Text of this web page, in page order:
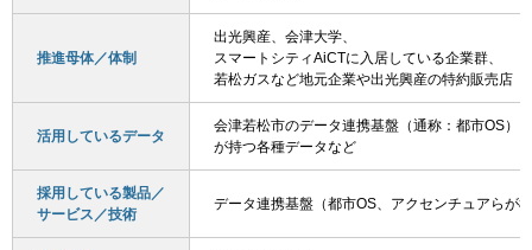
推進母体／体制
出光興産、会津大学、
スマートシティAiCTに入居している企業群、
若松ガスなど地元企業や出光興産の特約販売店
活用しているデータ
会津若松市のデータ連携基盤（通称：都市OS）
が持つ各種データなど
採用している製品／
サービス／技術
データ連携基盤（都市OS、アクセンチュアらが